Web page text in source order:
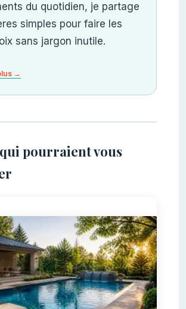
du quotidien, je partage
simples pour faire les
sans jargon inutile.
→
pourraient vous